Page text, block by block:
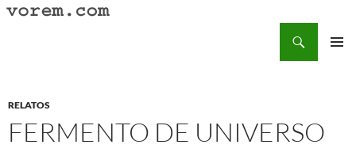
Saltar
RELATOS
FERMENTO DE UNIVERSO